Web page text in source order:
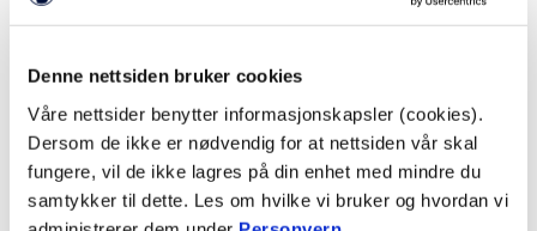
Denne nettsiden bruker cookies
Våre nettsider benytter informasjonskapsler (cookies).
Dersom de ikke er nødvendig for at nettsiden vår skal
fungere, vil de ikke lagres på din enhet med mindre du
samtykker til dette. Les om hvilke vi bruker og hvordan vi
Gjennom samlinger, erfaringsdeling og individuell
utvikle seg både som utøvere og som mennesker.
Programmet er åpent for alle som ønsker å hente
ut sitt potensial – enten du er idrettsutøver, trener,
leder eller bare ønsker å utvikle deg selv.